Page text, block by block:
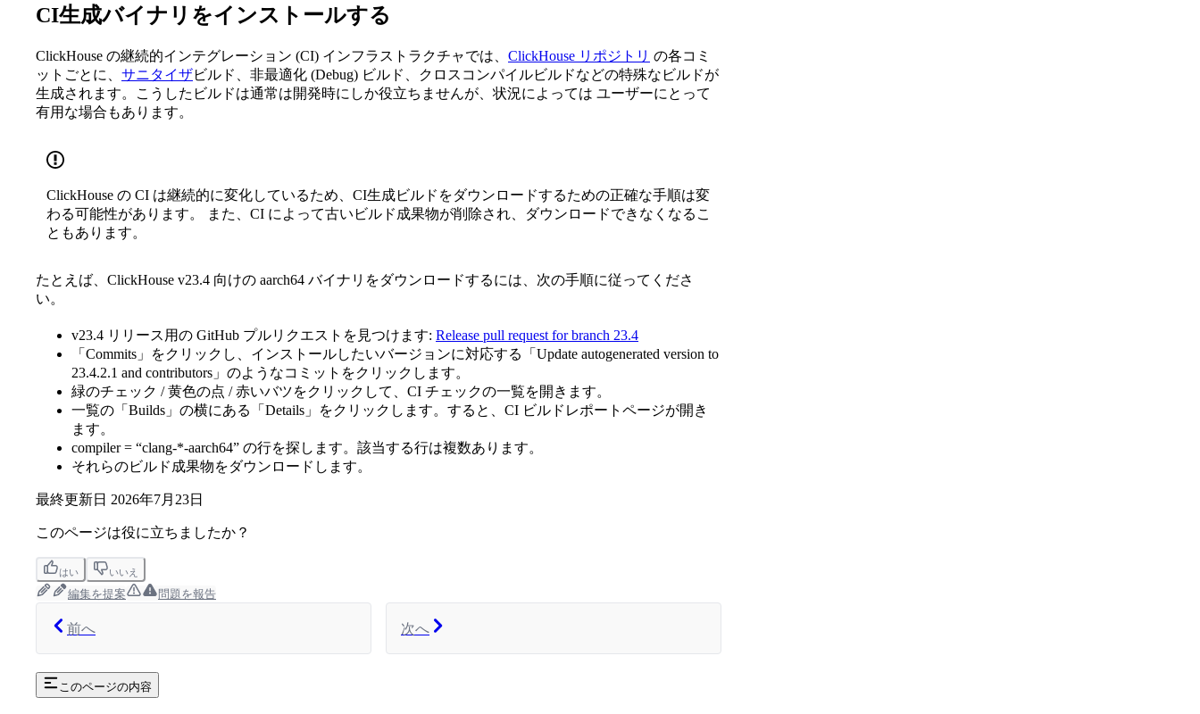
CI生成バイナリをインストールする
ClickHouse の継続的インテグレーション (CI) インフラストラクチャでは、 ClickHouse リポジトリ の各コミ
ットごとに、 サニタイザビルド、非最適化 (Debug) ビルド、クロスコンパイルビルドなどの特殊なビルドが
生成されます。こうしたビルドは通常は開発時にしか役立ちませんが、状況によっては ユーザーにとって
有用な場合もあります。
ClickHouse の CI は継続的に変化しているため、CI生成ビルドをダウンロードするための正確な手順は変
わる可能性があります。 また、CI によって古いビルド成果物が削除され、ダウンロードできなくなるこ
ともあります。
たとえば、ClickHouse v23.4 向けの aarch64 バイナリをダウンロードするには、次の手順に従ってくださ
い。
v23.4 リリース用の GitHub プルリクエストを見つけます: Release pull request for branch 23.4
「Commits」をクリックし、インストールしたいバージョンに対応する「Update autogenerated version to
23.4.2.1 and contributors」のようなコミットをクリックします。
緑のチェック / 黄色の点 / 赤いバツをクリックして、CI チェックの一覧を開きます。
一覧の「Builds」の横にある「Details」をクリックします。すると、CI ビルドレポートページが開き
ます。
compiler = “clang-*-aarch64” の行を探します。該当する行は複数あります。
それらのビルド成果物をダウンロードします。
最終更新日 2026年7月23日
このページは役に立ちましたか？
はい いいえ
編集を提案 問題を報告
前へ 次へ
このページの内容